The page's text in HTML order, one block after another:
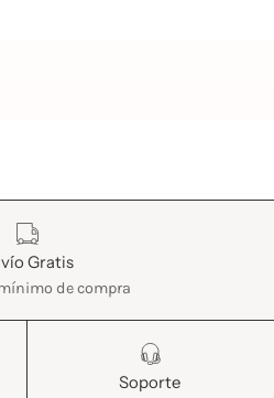
Gratis
de compra
Soporte